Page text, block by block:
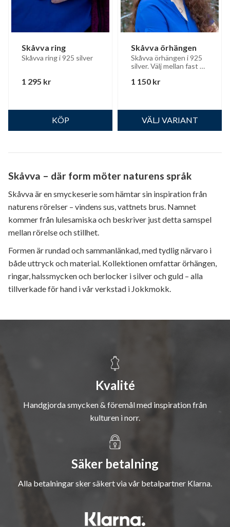
Skåvva ring
Skåvva ring i 925 silver
1 295 kr
Skåvva örhängen
Skåvva örhängen i 925
silver. Välj mellan fast
hängande stift.
1 150 kr
Skåvva – där form möter naturens språk
Skåvva är en smyckeserie som hämtar sin inspiration från
naturens rörelser – vindens sus, vattnets brus. Namnet
kommer från lulesamiska och beskriver just detta samspel
mellan rörelse och stillhet.
Formen är rundad och sammanlänkad, med tydlig närvaro i
både uttryck och material. Kollektionen omfattar örhängen,
ringar, halssmycken och berlocker i silver och guld – alla
tillverkade för hand i vår verkstad i Jokkmokk.
Kvalité
Handgjorda smycken & föremål med inspiration från
kulturen i norr.
Säker betalning
Alla betalningar sker säkert via vår betalpartner Klarna.